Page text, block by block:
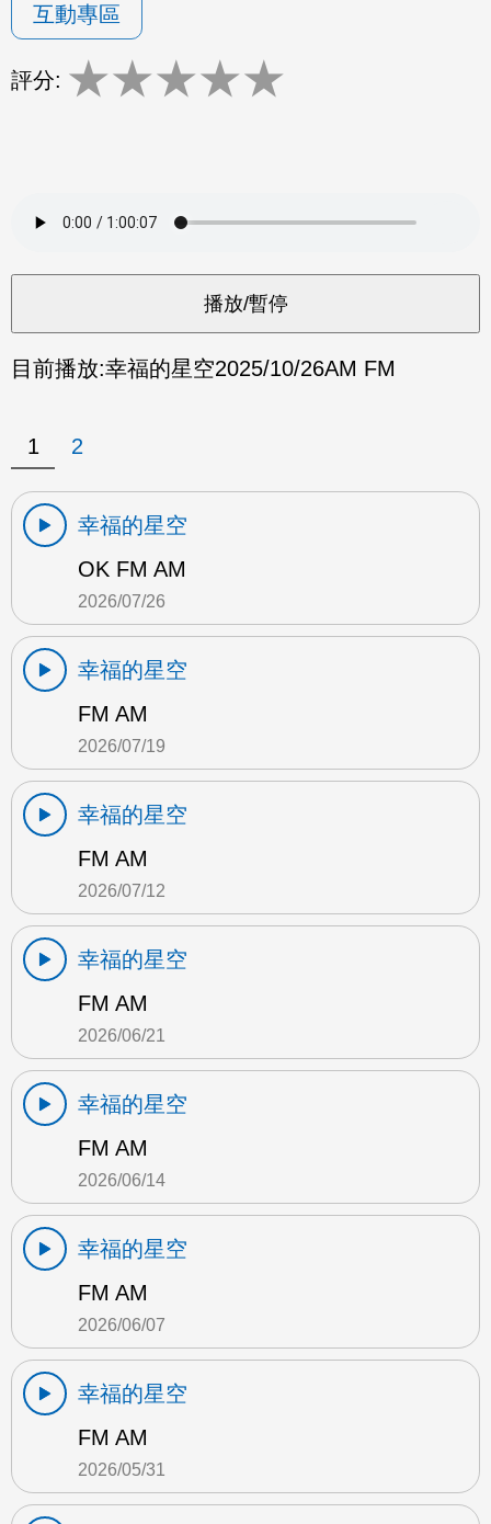
互動專區
評分: ★★★★★
目前播放:幸福的星空2025/10/26AM FM
1 2
幸福的星空
OK FM AM
2026/07/26
幸福的星空
FM AM
2026/07/19
幸福的星空
FM AM
2026/07/12
幸福的星空
FM AM
2026/06/21
幸福的星空
FM AM
2026/06/14
幸福的星空
FM AM
2026/06/07
幸福的星空
FM AM
2026/05/31